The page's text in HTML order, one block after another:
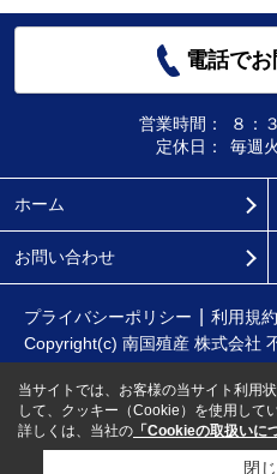
電話で
営業時間：
８：
定休日：
毎週
ホーム
お問い合わせ
プライバシーポリシー 利用規約
Copyright(c) 南国殖産 株式会社
当サイトでは、お客様の当サイト利用
して、クッキー（Cookie）を使用してい
詳しくは、当社の 「Cookieの取扱いに
閉